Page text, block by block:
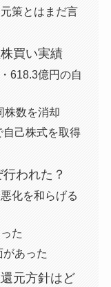
策とはまだ言
買い実績
618.3億円の自
株数を消却
己株式を取得
われた？
化を和らげる
た
があった
元方針はど